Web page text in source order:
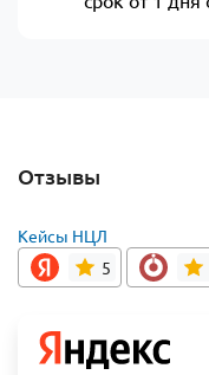
Отзывы
Кейсы НЦЛ
5